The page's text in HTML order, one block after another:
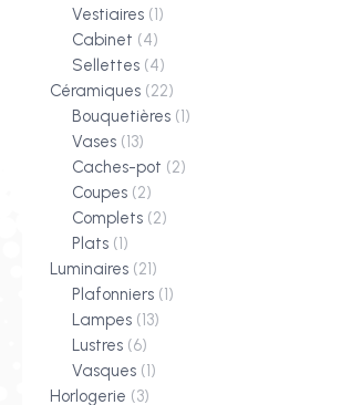
Vestiaires (1)
Cabinet (4)
Sellettes (4)
Céramiques (22)
Bouquetières (1)
Vases (13)
Caches-pot (2)
Coupes (2)
Complets (2)
Plats (1)
Luminaires (21)
Plafonniers (1)
Lampes (13)
Lustres (6)
Vasques (1)
Horlogerie (3)